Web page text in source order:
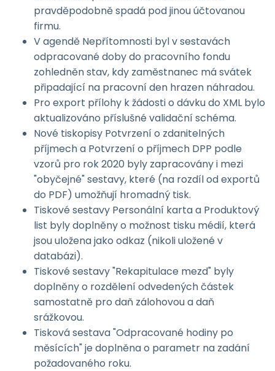
pravděpodobně spadá pod jinou účtovanou
firmu.
V agendě Nepřítomnosti byl v sestavách
odpracované doby do pracovního fondu
zohledněn stav, kdy zaměstnanec má svátek
připadající na pracovní den hrazen náhradou.
Pro export přílohy k žádosti o dávku do XML bylo
aktualizováno příslušné validační schéma.
Nové tiskopisy Potvrzení o zdanitelných
příjmech a Potvrzení o příjmech DPP podle
vzorů pro rok 2020 byly zapracovány i mezi
"obyčejné" sestavy, které (na rozdíl od exportů
do PDF) umožňují hromadný tisk.
Tiskové sestavy Personální karta a Produktový
list byly doplněny o možnost tisku médií, která
jsou uložena jako odkaz (nikoli uložené v
databázi).
Tiskové sestavy "Rekapitulace mezd" byly
doplněny o rozdělení odvedených částek
samostatně pro daň zálohovou a daň
srážkovou.
Tisková sestava "Odpracované hodiny po
měsících" je doplněna o parametr na zadání
požadovaného roku.